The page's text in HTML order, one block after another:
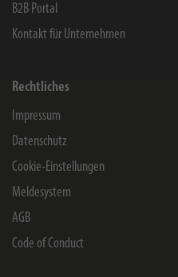
B2B Portal
Kontakt für Unternehmen
Rechtliches
Impressum
Datenschutz
Cookie-Einstellungen
Meldesystem
AGB
Code of Conduct